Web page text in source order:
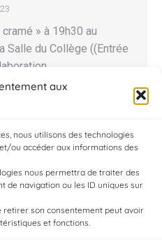
aux
nous utilisons des technologies
ou accéder aux informations des
nous permettra de traiter des
de navigation ou les ID uniques sur
retirer son consentement peut avoir
et fonctions.
» à 19h30 au
Salle du Collège ((Entrée
Chaource vous
pour les adultes / 3,50
de 22,50 € sans…